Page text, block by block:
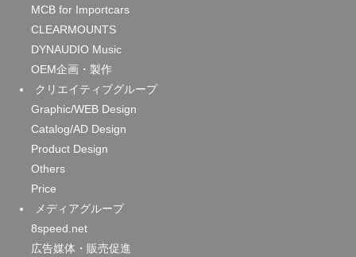
MCB for Importcars
CLEARMOUNTS
DYNAUDIO Music
OEM企画・製作
クリエイティブグループ
Graphic/WEB Design
Catalog/AD Design
Product Design
Others
Price
メディアグループ
8speed.net
広告媒体・販売促進